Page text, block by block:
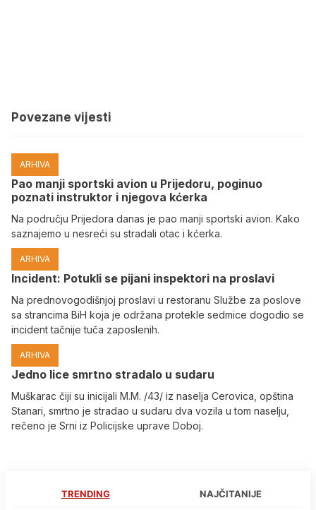
Povezane vijesti
ARHIVA
Pao manji sportski avion u Prijedoru, poginuo
poznati instruktor i njegova kćerka
Na području Prijedora danas je pao manji sportski avion. Kako
saznajemo u nesreći su stradali otac i kćerka.
ARHIVA
Incident: Potukli se pijani inspektori na proslavi
Na prednovogodišnjoj proslavi u restoranu Službe za poslove
sa strancima BiH koja je održana protekle sedmice dogodio se
incident tačnije tuča zaposlenih.
ARHIVA
Јedno lice smrtno stradalo u sudaru
Muškarac čiji su inicijali M.M. /43/ iz naselja Cerovica, opština
Stanari, smrtno je stradao u sudaru dva vozila u tom naselju,
rečeno je Srni iz Policijske uprave Doboj.
TRENDING NAJČITANIJE